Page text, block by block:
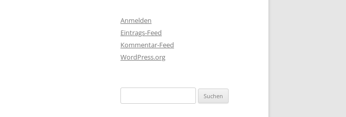
Anmelden
Eintrags-Feed
Kommentar-Feed
WordPress.org
nach: